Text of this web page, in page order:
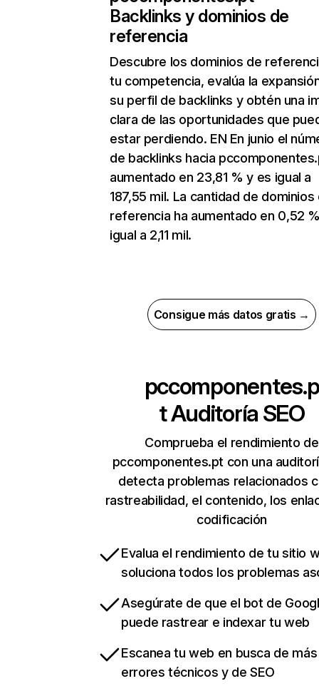
Backlinks y dominios de
referencia
Descubre los dominios de
tu competencia, evalúa la
su perfil de backlinks y obtén una
clara de las oportunidades que
estar perdiendo. EN En junio el
de backlinks hacia
aumentado en 23,81 % y es igual a
187,55 mil. La cantidad de dominios
referencia ha aumentado en 0,52
igual a 2,11 mil.
Consigue más datos gratis →
pccomponentes.p
tAuditoría SEO
Comprueba el rendimiento de
pccomponentes.pt con una
detecta problemas relacionados
rastreabilidad, el contenido, los
codificación
Evalua el rendimiento de tu sitio
soluciona todos los problemas
Asegúrate de que el bot de
puede rastrear e indexar tu web
Escanea tu web en busca de
errores técnicos y de SEO